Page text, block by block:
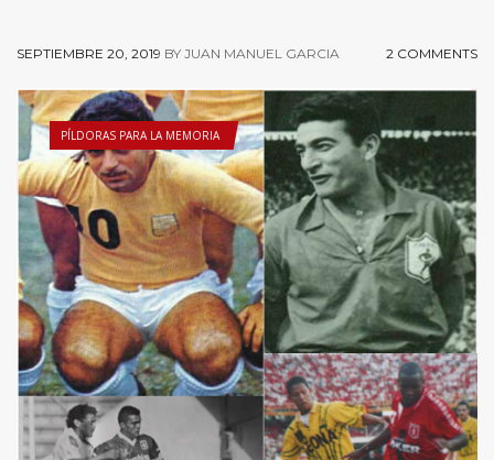
SEPTIEMBRE 20, 2019 BY JUAN MANUEL GARCIA 2 COMMENTS
PÍLDORAS PARA LA MEMORIA